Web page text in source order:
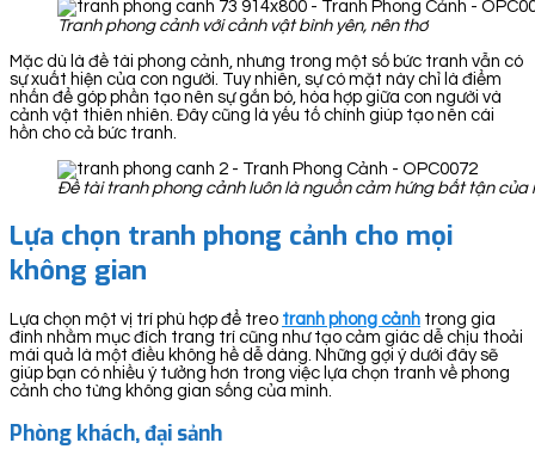
Tranh phong cảnh với cảnh vật bình yên, nên thơ
Mặc dù là đề tài phong cảnh, nhưng trong một số bức tranh vẫn có
sự xuất hiện của con người. Tuy nhiên, sự có mặt này chỉ là điểm
nhấn để góp phần tạo nên sự gắn bó, hòa hợp giữa con người và
cảnh vật thiên nhiên. Đây cũng là yếu tố chính giúp tạo nên cái
hồn cho cả bức tranh.
Đề tài tranh phong cảnh luôn là nguồn cảm hứng bất tận của
Lựa chọn tranh phong cảnh cho mọi
không gian
Lựa chọn một vị trí phù hợp để treo tranh phong cảnh trong gia
đình nhằm mục đích trang trí cũng như tạo cảm giác dễ chịu thoải
mái quả là một điều không hề dễ dàng. Những gợi ý dưới đây sẽ
giúp bạn có nhiều ý tưởng hơn trong việc lựa chọn tranh về phong
cảnh cho từng không gian sống của mình.
Phòng khách, đại sảnh